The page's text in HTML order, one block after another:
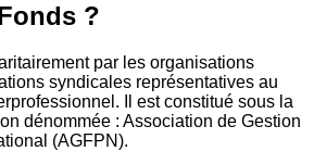
?
par les organisations
syndicales représentatives au
Il est constitué sous la
dénommée : Association de Gestion
(AGFPN).